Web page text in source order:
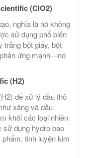
(ClO2)
nghĩa là nó không
sử dụng phổ biến
trắng bột giấy, bột
ứng mạnh—nó
(H2)
để xử lý dầu thô
xăng và dầu
khỏi các loại nhiên
sử dụng hydro bao
tinh luyện kim